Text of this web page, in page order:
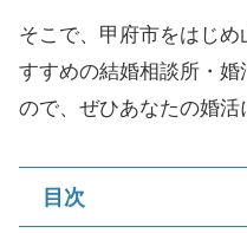
そこで、甲府市をはじ
すすめの結婚相談所・
ので、ぜひあなたの婚活
目次